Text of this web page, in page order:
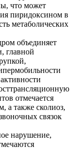
что может
пиридоксином в
метаболических
объединяет
главной
отмечается
а также сколиоз,
связок
нарушение,